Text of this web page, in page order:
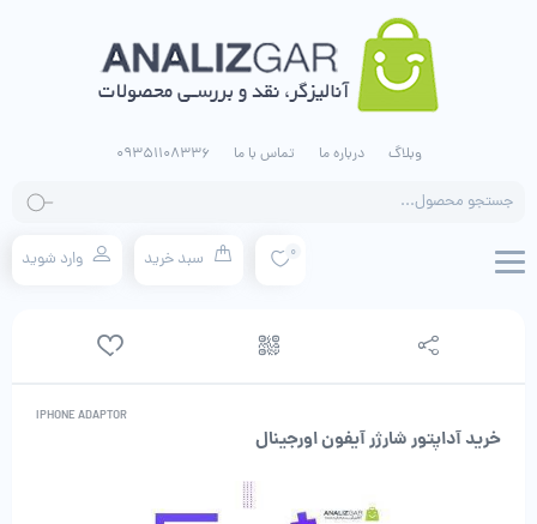
وبلاگ درباره ما تماس با ما 09351108336
محصولات
0 سبد خرید وارد شوید
IPHONE ADAPTOR
خرید آداپتور شارژر آیفون اورجینال